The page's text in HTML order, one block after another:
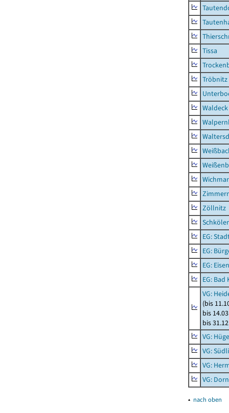
Tissa
Tröbnitz
Waldeck
Wichmar
Zöllnitz
EG:
EG:
EG:
EG:
VG:
(bis
bis
bis
VG:
VG:
VG:
VG:
▴ nach oben